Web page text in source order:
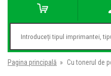
Pagina principală » Cu tonerul de